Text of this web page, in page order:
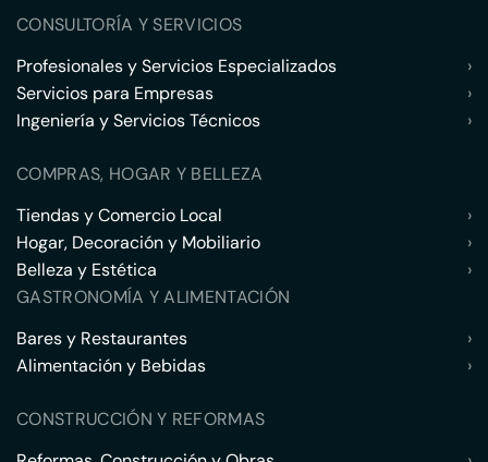
CONSULTORÍA Y SERVICIOS
Profesionales y Servicios Especializados
›
Servicios para Empresas
›
Ingeniería y Servicios Técnicos
›
COMPRAS, HOGAR Y BELLEZA
Tiendas y Comercio Local
›
Hogar, Decoración y Mobiliario
›
Belleza y Estética
›
GASTRONOMÍA Y ALIMENTACIÓN
Bares y Restaurantes
›
Alimentación y Bebidas
›
CONSTRUCCIÓN Y REFORMAS